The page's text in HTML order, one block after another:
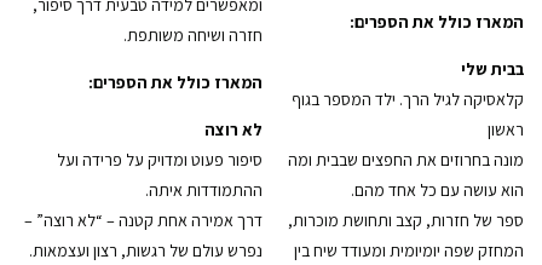
המארז כולל את הספרים:
בבית שלי
קלאסיקה לגיל הרך. ילד המספר בגוף
ראשון
מונה בחרוזים את החפצים שבבית ומה
הוא עושה עם כל אחד מהם.
ספר של חזרות, קצב ותחושת מוכרות,
המחזק שפה יומיומית ומעודד שיח בין
ומאפשרים למידה טבעית דרך סיפור,
חזרה ושיחה משותפת.
המארז כולל את הספרים:
לא רוצה
סיפור פעוט ומדויק על פרידה ועל
ההתמודדות איתה.
דרך אמירה אחת קטנה – “לא רוצה” –
נפרש עולם של רגשות, רצון ועצמאות.